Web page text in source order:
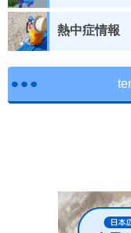
熱中症情報